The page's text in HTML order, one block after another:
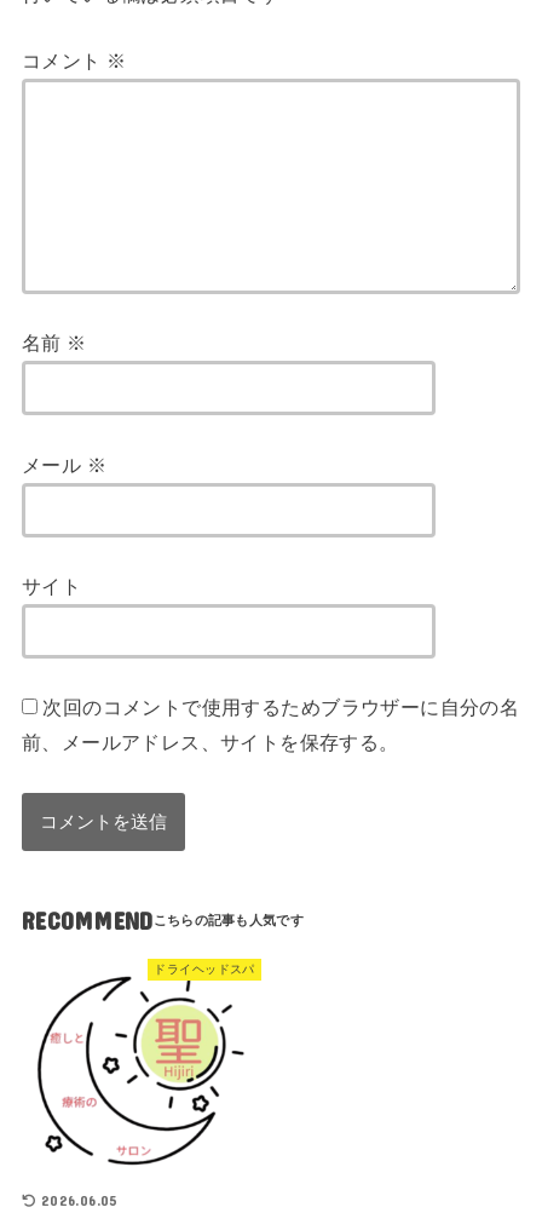
コメント ※
名前 ※
メール ※
サイト
次回のコメントで使用するためブラウザーに自分の名
前、メールアドレス、サイトを保存する。
RECOMMEND
ドライヘッドスパ
2026.06.05